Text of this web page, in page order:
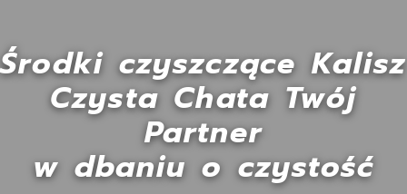
Środki czyszczące Kalisz
Czysta Chata Twój
Partner
w dbaniu o czystość